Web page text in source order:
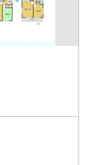
ますと素敵な特典
イクロン掃除機等を
合せ下さい）
掛け下さい。